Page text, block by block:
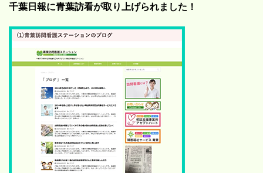
千葉日報に青葉訪看が取り上げられました！